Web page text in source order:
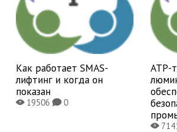
Как работает SMAS-
лифтинг и когда он
показан
X19506K0
ATP-
X